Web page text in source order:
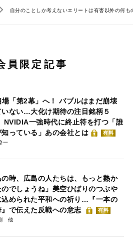
自分のことしか考えないエリートは有害以外の何
員限定記事
「第2幕」へ！ バブルはまだ崩壊
いない…大化け期待の注目銘柄５
NVIDIA一強時代に終止符を打つ「誰
知っている」あの会社とは
有料
一
の時、広島の人たちは、もっと熱か
のでしょうね」美空ひばりのつぶや
込められた平和への祈り…『一本の
』で伝えた反戦への意志
有料